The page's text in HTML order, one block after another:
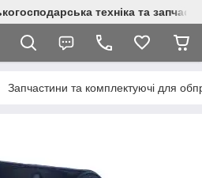
техніка та
Запчастини та комплектуючі для